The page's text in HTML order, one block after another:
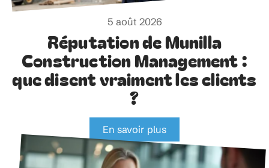
5 août 2026
Réputation de Munilla
Construction Management :
que disent vraiment les clients
?
En savoir plus